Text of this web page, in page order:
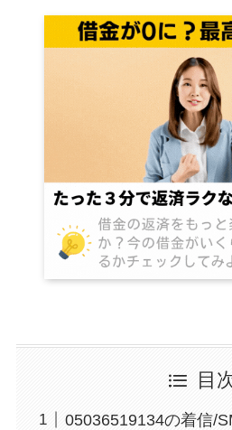
目
05036519134の着信/